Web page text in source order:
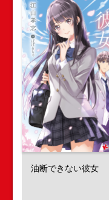
油断できない彼女